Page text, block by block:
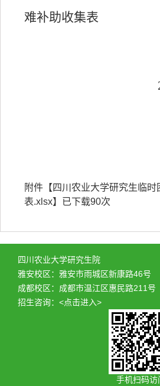
难补助收集表
附件【四川农业大学研究生临
表.xlsx】已下载90次
四川农业大学研究生院
雅安校区：雅安市雨城区新康路46号
成都校区：成都市温江区惠民路211号
招生咨询： <点击进入>
手机扫码访